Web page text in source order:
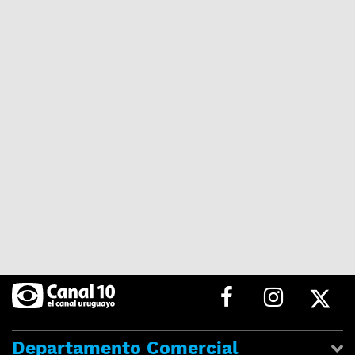
Departamento Comercial